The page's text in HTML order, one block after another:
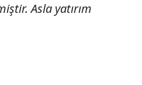
Asla yatırım